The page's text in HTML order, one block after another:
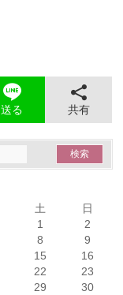
送る 共有
土 日
1
2
8
9
15
16
22
23
29
30